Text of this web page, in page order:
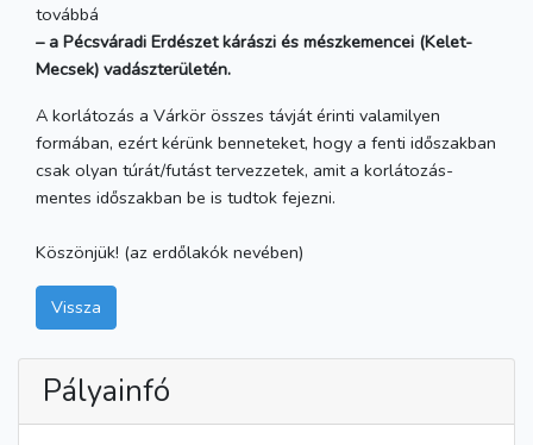
továbbá
– a Pécsváradi Erdészet kárászi és mészkemencei (Kelet-
Mecsek) vadászterületén.
A korlátozás a Várkör összes távját érinti valamilyen
formában, ezért kérünk benneteket, hogy a fenti időszakban
csak olyan túrát/futást tervezzetek, amit a korlátozás-
mentes időszakban be is tudtok fejezni.
Köszönjük! (az erdőlakók nevében)
Vissza
Pályainfó